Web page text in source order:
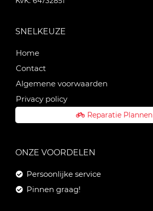
SNELKEUZE
Home
Contact
Algemene voorwaarden
Privacy policy
Reparatie Plannen
ONZE VOORDELEN
Persoonlijke service
Pinnen graag!